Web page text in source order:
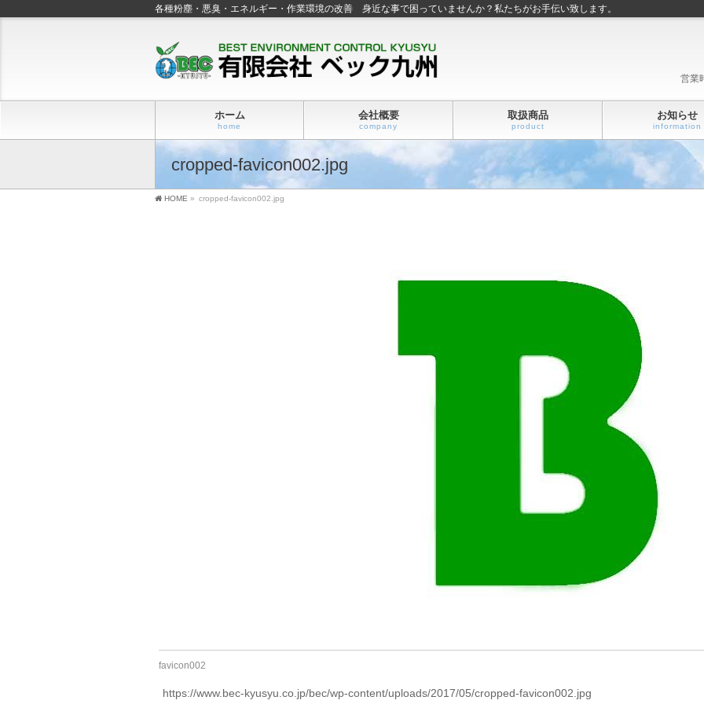
各種粉塵・悪臭・エネルギー・作業環境の改善 身近な事で困っていませんか？私たちがお手伝い致します。
営業
ホーム
home
会社概要
company
取扱商品
product
お知らせ
information
cropped-favicon002.jpg
HOME » cropped-favicon002.jpg
favicon002
https://www.bec-kyusyu.co.jp/bec/wp-content/uploads/2017/05/cropped-favicon002.jpg